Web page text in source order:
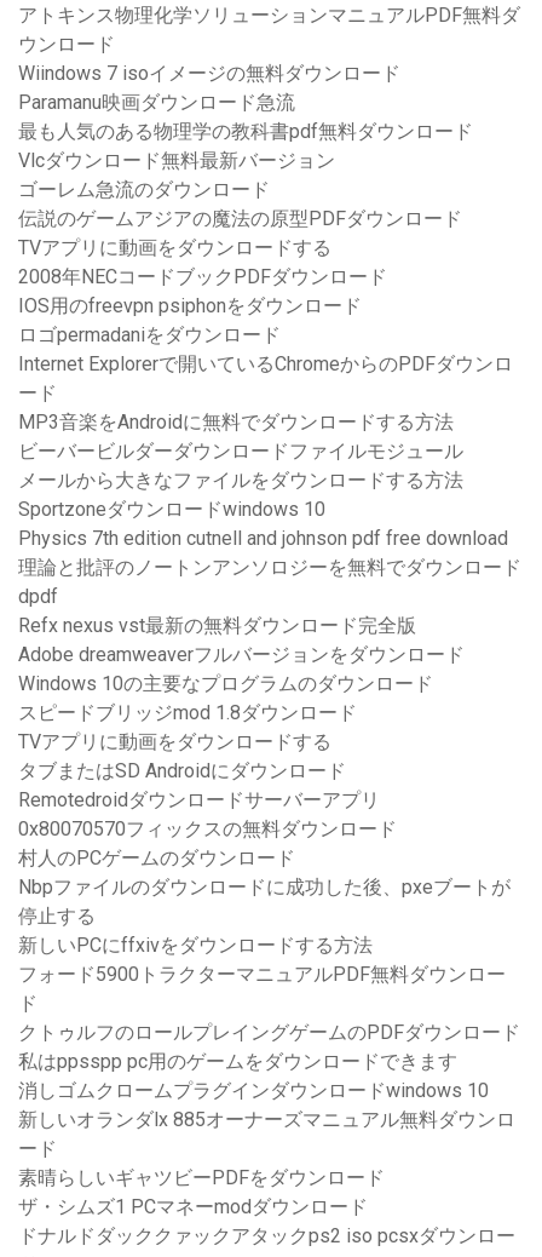
アトキンス物理化学ソリューションマニュアルPDF無料ダ
ウンロード
Wiindows 7 isoイメージの無料ダウンロード
Paramanu映画ダウンロード急流
最も人気のある物理学の教科書pdf無料ダウンロード
Vlcダウンロード無料最新バージョン
ゴーレム急流のダウンロード
伝説のゲームアジアの魔法の原型PDFダウンロード
TVアプリに動画をダウンロードする
2008年NECコードブックPDFダウンロード
IOS用のfreevpn psiphonをダウンロード
ロゴpermadaniをダウンロード
Internet Explorerで開いているChromeからのPDFダウンロ
ード
MP3音楽をAndroidに無料でダウンロードする方法
ビーバービルダーダウンロードファイルモジュール
メールから大きなファイルをダウンロードする方法
Sportzoneダウンロードwindows 10
Physics 7th edition cutnell and johnson pdf free download
理論と批評のノートンアンソロジーを無料でダウンロード
dpdf
Refx nexus vst最新の無料ダウンロード完全版
Adobe dreamweaverフルバージョンをダウンロード
Windows 10の主要なプログラムのダウンロード
スピードブリッジmod 1.8ダウンロード
TVアプリに動画をダウンロードする
タブまたはSD Androidにダウンロード
Remotedroidダウンロードサーバーアプリ
0x80070570フィックスの無料ダウンロード
村人のPCゲームのダウンロード
Nbpファイルのダウンロードに成功した後、pxeブートが
停止する
新しいPCにffxivをダウンロードする方法
フォード5900トラクターマニュアルPDF無料ダウンロー
ド
クトゥルフのロールプレイングゲームのPDFダウンロード
私はppsspp pc用のゲームをダウンロードできます
消しゴムクロームプラグインダウンロードwindows 10
新しいオランダlx 885オーナーズマニュアル無料ダウンロ
ード
素晴らしいギャツビーPDFをダウンロード
ザ・シムズ1 PCマネーmodダウンロード
ドナルドダッククァックアタックps2 iso pcsxダウンロー